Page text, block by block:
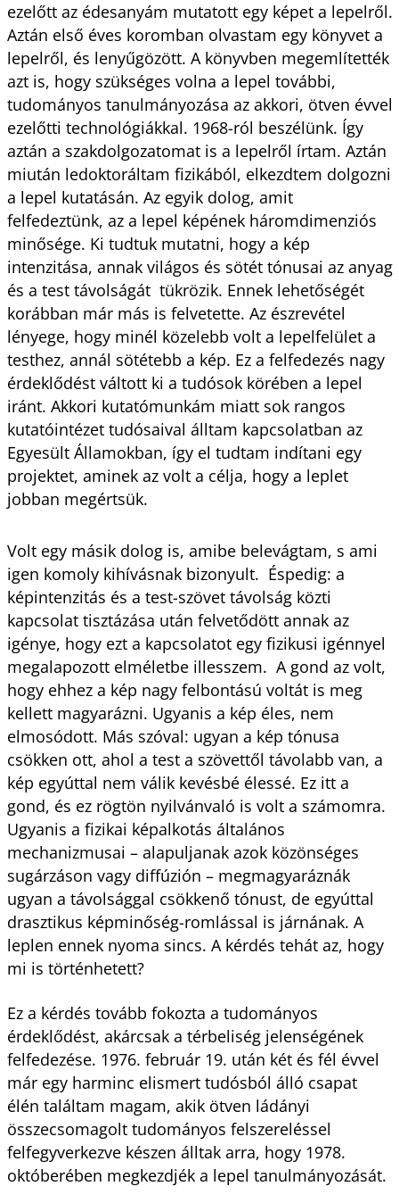
ezelőtt az édesanyám mutatott egy képet a lepelről.
Aztán első éves koromban olvastam egy könyvet a
lepelről, és lenyűgözött. A könyvben megemlítették
azt is, hogy szükséges volna a lepel további,
tudományos tanulmányozása az akkori, ötven évvel
ezelőtti technológiákkal. 1968-ról beszélünk. Így
aztán a szakdolgozatomat is a lepelről írtam. Aztán
miután ledoktoráltam fizikából, elkezdtem dolgozni
a lepel kutatásán. Az egyik dolog, amit
felfedeztünk, az a lepel képének háromdimenziós
minősége. Ki tudtuk mutatni, hogy a kép
intenzitása, annak világos és sötét tónusai az anyag
és a test távolságát tükrözik. Ennek lehetőségét
korábban már más is felvetette. Az észrevétel
lényege, hogy minél közelebb volt a lepelfelület a
testhez, annál sötétebb a kép. Ez a felfedezés nagy
érdeklődést váltott ki a tudósok körében a lepel
iránt. Akkori kutatómunkám miatt sok rangos
kutatóintézet tudósaival álltam kapcsolatban az
Egyesült Államokban, így el tudtam indítani egy
projektet, aminek az volt a célja, hogy a leplet
jobban megértsük.
Volt egy másik dolog is, amibe belevágtam, s ami
igen komoly kihívásnak bizonyult. Éspedig: a
képintenzitás és a test-szövet távolság közti
kapcsolat tisztázása után felvetődött annak az
igénye, hogy ezt a kapcsolatot egy fizikusi igénnyel
megalapozott elméletbe illesszem. A gond az volt,
hogy ehhez a kép nagy felbontású voltát is meg
kellett magyarázni. Ugyanis a kép éles, nem
elmosódott. Más szóval: ugyan a kép tónusa
csökken ott, ahol a test a szövettől távolabb van, a
kép egyúttal nem válik kevésbé élessé. Ez itt a
gond, és ez rögtön nyilvánvaló is volt a számomra.
Ugyanis a fizikai képalkotás általános
mechanizmusai – alapuljanak azok közönséges
sugárzáson vagy diffúzión – megmagyaráznák
ugyan a távolsággal csökkenő tónust, de egyúttal
drasztikus képminőség-romlással is járnának. A
leplen ennek nyoma sincs. A kérdés tehát az, hogy
mi is történhetett?
Ez a kérdés tovább fokozta a tudományos
érdeklődést, akárcsak a térbeliség jelenségének
felfedezése. 1976. február 19. után két és fél évvel
már egy harminc elismert tudósból álló csapat
élén találtam magam, akik ötven ládányi
összecsomagolt tudományos felszereléssel
felfegyverkezve készen álltak arra, hogy 1978.
októberében megkezdjék a lepel tanulmányozását.